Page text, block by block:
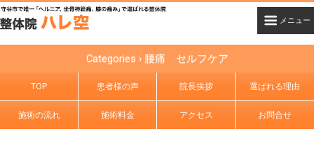
Categories ›腰痛 セルフケア
TOP 患者様の声 院長挨拶 選ばれる理由
施術の流れ 施術料金 アクセス お問合せ